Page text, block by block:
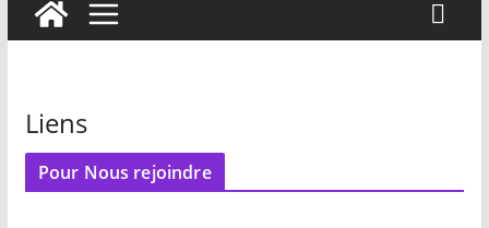
Liens
Pour Nous rejoindre